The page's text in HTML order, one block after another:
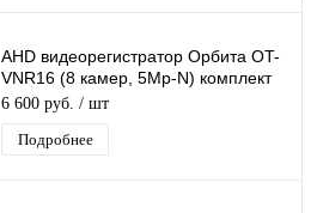
AHD видеорегистратор Орбита OT-
VNR16 (8 камер, 5Мр-N) комплект
блок питания, мышь USB
6 600 руб. / шт
Подробнее